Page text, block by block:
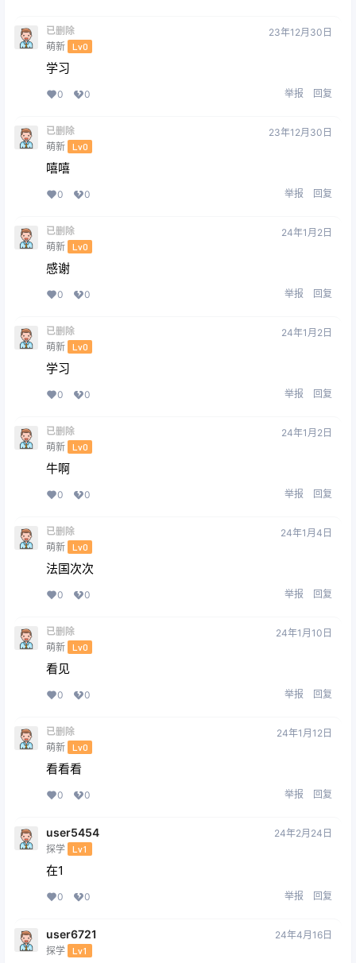
已删除
萌新 Lv0
23年12月30日
学习
0 0 举报 回复
已删除
萌新 Lv0
23年12月30日
嘻嘻
0 0 举报 回复
已删除
萌新 Lv0
24年1月2日
感谢
0 0 举报 回复
已删除
萌新 Lv0
24年1月2日
学习
0 0 举报 回复
已删除
萌新 Lv0
24年1月2日
牛啊
0 0 举报 回复
已删除
萌新 Lv0
24年1月4日
法国次次
0 0 举报 回复
已删除
萌新 Lv0
24年1月10日
看见
0 0 举报 回复
已删除
萌新 Lv0
24年1月12日
看看看
0 0 举报 回复
user5454
探学 Lv1
24年2月24日
在1
0 0 举报 回复
user6721
探学 Lv1
24年4月16日